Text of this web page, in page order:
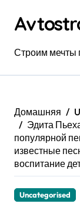
содержанию
Строим мечты
Домашняя
Эдита
популярной
известные
воспитание
Uncategorised